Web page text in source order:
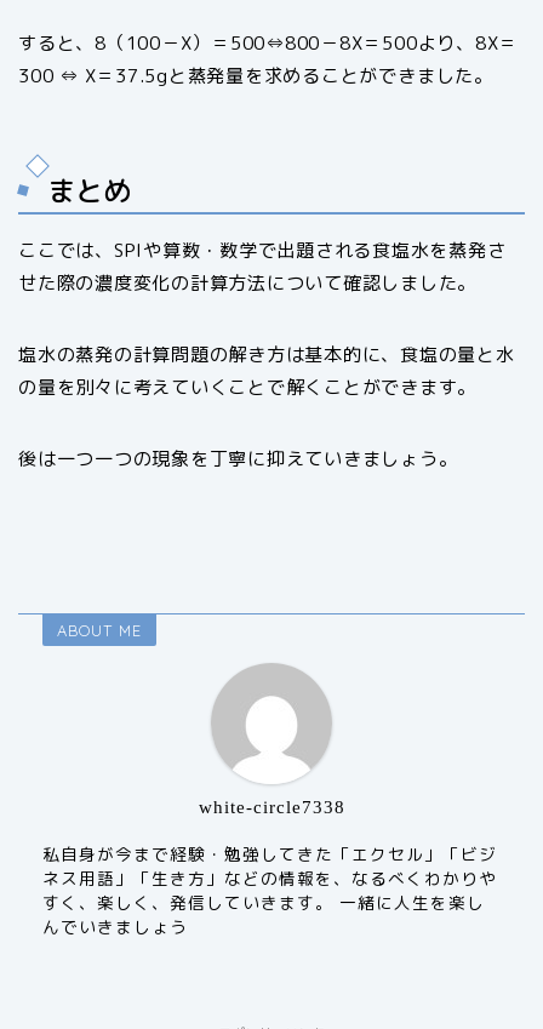
すると、8（100－X）＝500⇔800－8X＝500より、8X＝
300 ⇔ X＝37.5gと蒸発量を求めることができました。
まとめ
ここでは、SPIや算数・数学で出題される食塩水を蒸発さ
せた際の濃度変化の計算方法について確認しました。
塩水の蒸発の計算問題の解き方は基本的に、食塩の量と水
の量を別々に考えていくことで解くことができます。
後は一つ一つの現象を丁寧に抑えていきましょう。
ABOUT ME
white-circle7338
私自身が今まで経験・勉強してきた「エクセル」「ビジ
ネス用語」「生き方」などの情報を、なるべくわかりや
すく、楽しく、発信していきます。 一緒に人生を楽し
んでいきましょう